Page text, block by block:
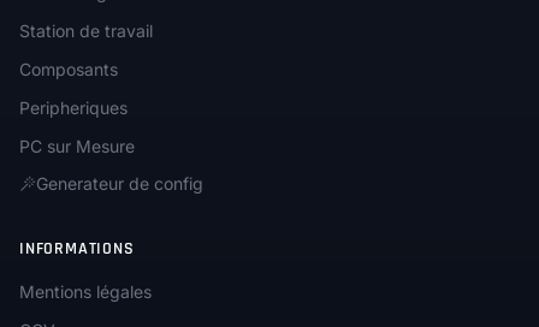
Station de travail
Composants
Peripheriques
PC sur Mesure
Generateur de config
INFORMATIONS
Mentions légales